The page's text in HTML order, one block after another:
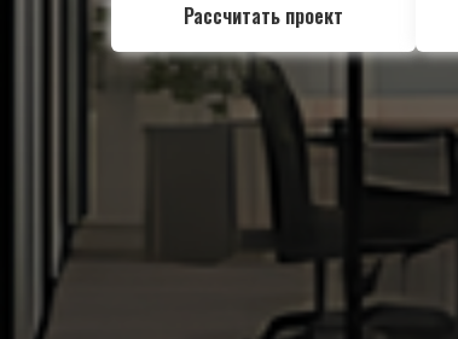
Рассчитать проект